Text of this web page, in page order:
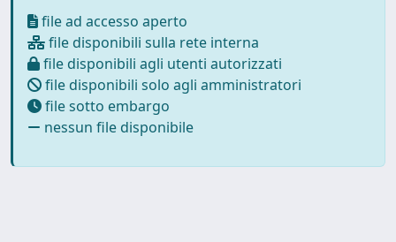
file ad accesso aperto
file disponibili sulla rete interna
file disponibili agli utenti autorizzati
file disponibili solo agli amministratori
file sotto embargo
nessun file disponibile